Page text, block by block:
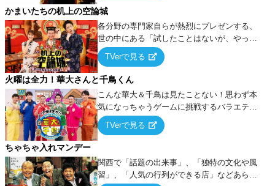
タを競い合う！
かまいたちの机上の空論城
各分野の専門家自らが熱烈にプレゼンする、
世の中にある「試したことはないが、やって
みたらこうなる！…ハズ」という“机上の空
論”に若手芸人らがカラダを張って挑む！
TVerで見る
火曜は全力！華大さんと千鳥くん
こんな華大＆千鳥は見たことない！思わず本
気になっちゃうゲームに挑戦するバラエティ
ー！
TVerで見る
ちゃちゃ入れマンデー
関西で「話題の出来事」、「独特の文化や風
習」、「人気の行列ができる店」などあらゆ